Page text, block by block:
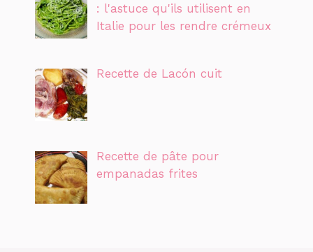
: l'astuce qu'ils utilisent en
Italie pour les rendre crémeux
Recette de Lacón cuit
Recette de pâte pour
empanadas frites